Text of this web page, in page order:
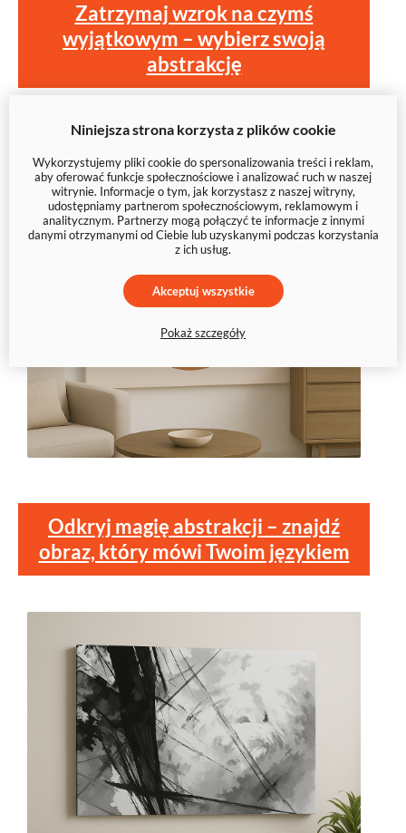
Zatrzymaj wzrok na czymś
wyjątkowym – wybierz swoją
abstrakcję
Odkryj magię abstrakcji – znajdź
obraz, który mówi Twoim językiem
Niniejsza strona korzysta z plików cookie
Wykorzystujemy pliki cookie do spersonalizowania treści i reklam,
aby oferować funkcje społecznościowe i analizować ruch w naszej
witrynie. Informacje o tym, jak korzystasz z naszej witryny,
udostępniamy partnerom społecznościowym, reklamowym i
analitycznym. Partnerzy mogą połączyć te informacje z innymi
danymi otrzymanymi od Ciebie lub uzyskanymi podczas korzystania
z ich usług.
Akceptuj wszystkie
Pokaż szczegóły